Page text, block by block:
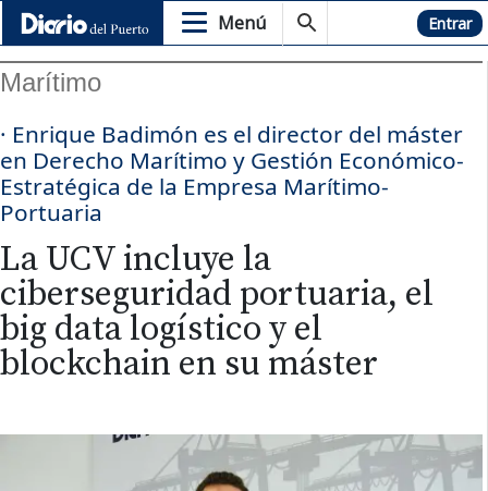
Menú Hemeroteca Entrar
Marítimo
· Enrique Badimón es el director del máster
en Derecho Marítimo y Gestión Económico-
Estratégica de la Empresa Marítimo-
Portuaria
La UCV incluye la
ciberseguridad portuaria, el
big data logístico y el
blockchain en su máster